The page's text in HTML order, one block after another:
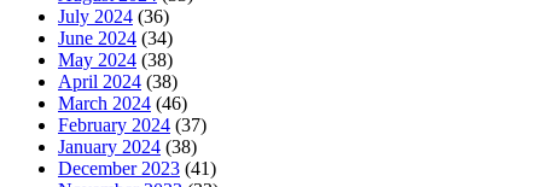
July 2024 (36)
June 2024 (34)
May 2024 (38)
April 2024 (38)
March 2024 (46)
February 2024 (37)
January 2024 (38)
December 2023 (41)